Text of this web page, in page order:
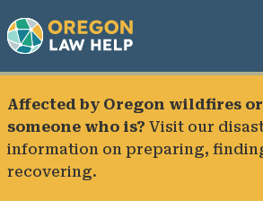
Affected by Oregon wildfires
someone who is? Visit our
information on preparing,
recovering.